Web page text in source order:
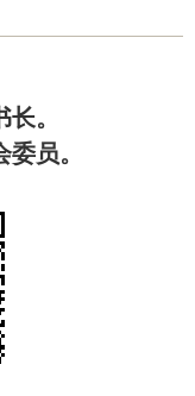
。
员。